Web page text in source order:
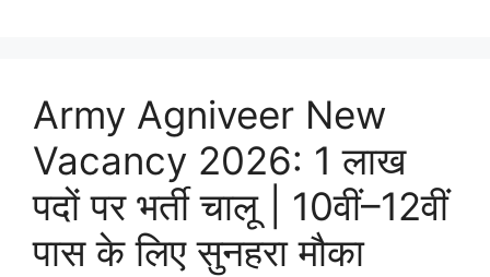
Army Agniveer New
Vacancy 2026: 1 लाख
पदों पर भर्ती चालू | 10वीं–12वीं
पास के लिए सुनहरा मौका